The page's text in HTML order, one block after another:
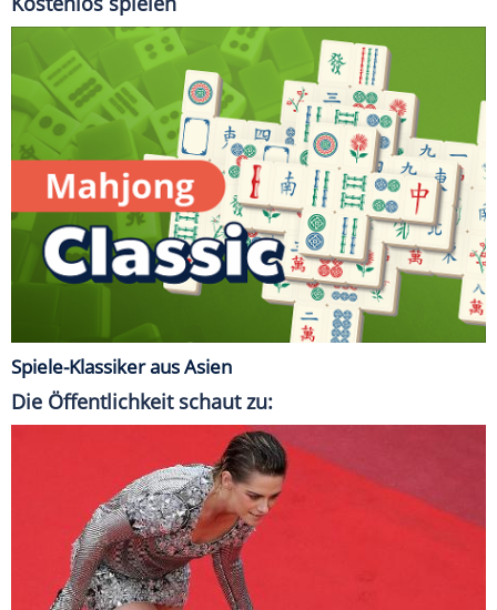
Spiele-Klassiker aus Asien
Die Öffentlichkeit schaut zu: